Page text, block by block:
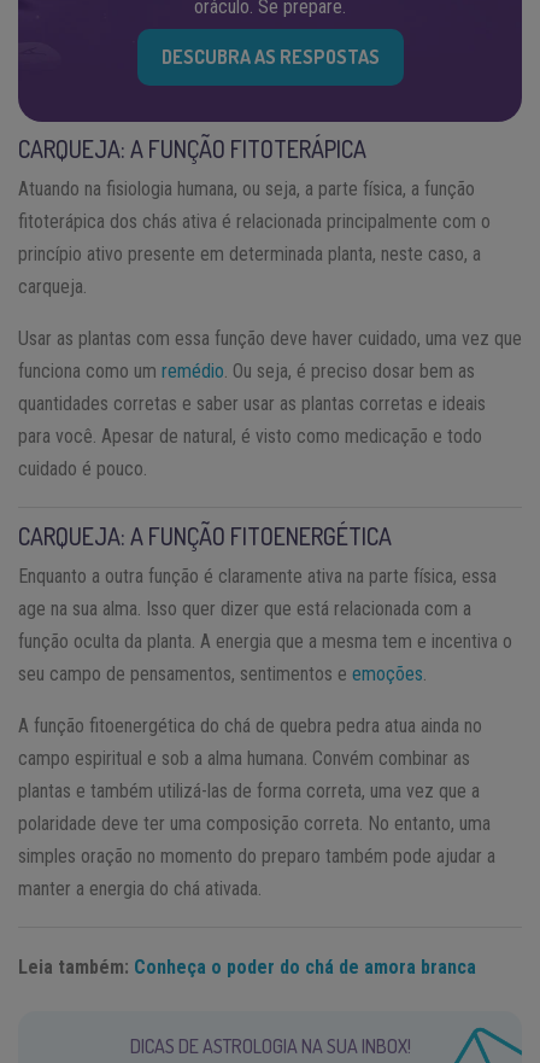
oráculo. Se prepare.
DESCUBRA AS RESPOSTAS
CARQUEJA: A FUNÇÃO FITOTERÁPICA
Atuando na fisiologia humana, ou seja, a parte física, a função
fitoterápica dos chás ativa é relacionada principalmente com o
princípio ativo presente em determinada planta, neste caso, a
carqueja.
Usar as plantas com essa função deve haver cuidado, uma vez que
funciona como um remédio . Ou seja, é preciso dosar bem as
quantidades corretas e saber usar as plantas corretas e ideais
para você. Apesar de natural, é visto como medicação e todo
cuidado é pouco.
CARQUEJA: A FUNÇÃO FITOENERGÉTICA
Enquanto a outra função é claramente ativa na parte física, essa
age na sua alma. Isso quer dizer que está relacionada com a
função oculta da planta. A energia que a mesma tem e incentiva o
seu campo de pensamentos, sentimentos e emoções
A função fitoenergética do chá de quebra pedra atua ainda no
campo espiritual e sob a alma humana. Convém combinar as
plantas e também utilizá-las de forma correta, uma vez que a
polaridade deve ter uma composição correta. No entanto, uma
simples oração no momento do preparo também pode ajudar a
manter a energia do chá ativada.
Leia também: Conheça o poder do chá de amora branca
DICAS DE ASTROLOGIA NA SUA INBOX!